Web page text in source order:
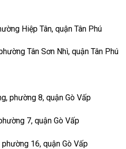
Hiệp Tân, quận Tân Phú
Tân Sơn Nhì, quận Tân Phú
phường 8, quận Gò Vấp
7, quận Gò Vấp
16, quận Gò Vấp